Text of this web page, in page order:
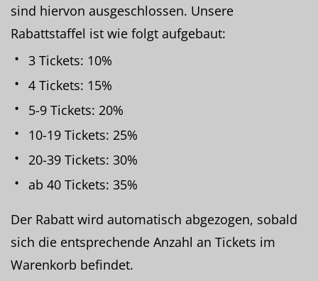
sind hiervon ausgeschlossen. Unsere
Rabattstaffel ist wie folgt aufgebaut:
3 Tickets: 10%
4 Tickets: 15%
5-9 Tickets: 20%
10-19 Tickets: 25%
20-39 Tickets: 30%
ab 40 Tickets: 35%
Der Rabatt wird automatisch abgezogen, sobald
sich die entsprechende Anzahl an Tickets im
Warenkorb befindet.